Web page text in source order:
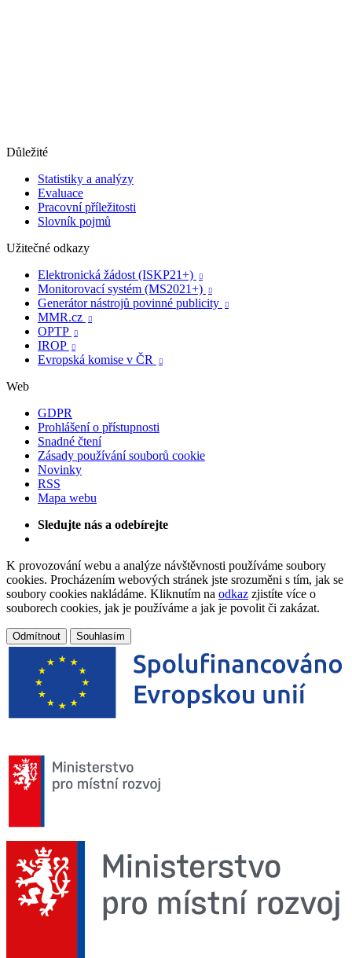
Důležité
Statistiky a analýzy
Evaluace
Pracovní příležitosti
Slovník pojmů
Užitečné odkazy
Elektronická žádost (ISKP21+)

Monitorovací systém (MS2021+) 
Generátor nástrojů povinné publicity 
MMR.cz 
OPTP 
IROP 
Evropská komise v ČR 
Web
GDPR
Prohlášení o přístupnosti
Snadné čtení
Zásady používání souborů cookie
Novinky
RSS
Mapa webu
Sledujte nás a odebírejte
K provozování webu a analýze návštěvnosti používáme soubory
cookies. Procházením webových stránek jste srozuměni s tím, jak se
soubory cookies nakládáme. Kliknutím na odkaz zjistíte více o
souborech cookies, jak je používáme a jak je povolit či zakázat.
Odmítnout Souhlasím